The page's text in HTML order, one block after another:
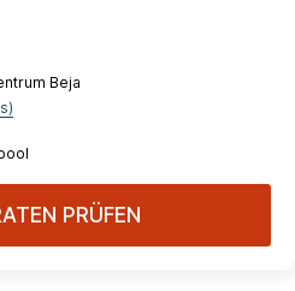
Beja
PRÜFEN